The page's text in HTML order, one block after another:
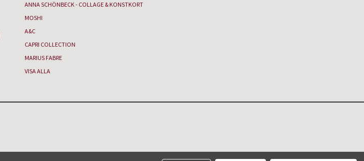
ANNA SCHÖNBECK - COLLAGE & KONSTKORT
MOSHI
A&C
CAPRI COLLECTION
MARIUS FABRE
VISA ALLA